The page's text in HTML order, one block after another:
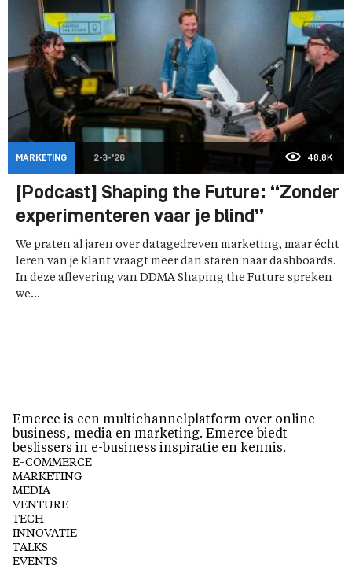
MARKETING 2-3-'26 48,8K
[Podcast] Shaping the Future: “Zonder
experimenteren vaar je blind”
We praten al jaren over datagedreven marketing, maar écht
leren van je klant vraagt meer dan staren naar dashboards.
In deze aflevering van DDMA Shaping the Future spreken
we...
Emerce is een multichannelplatform over online
business, media en marketing. Emerce biedt
beslissers in e-business inspiratie en kennis.
E-COMMERCE
MARKETING
MEDIA
VENTURE
TECH
INNOVATIE
TALKS
EVENTS